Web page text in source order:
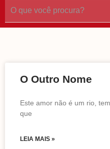
O Outro Nome
Este amor não é um rio,
que
LEIA MAIS »